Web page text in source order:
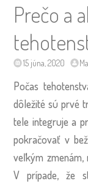
Prečo a
15 júna, 2020
Počas
dôležité sú prvé
tele integruje a
pokračovať v
veľkým zmenám,
V prípade, že